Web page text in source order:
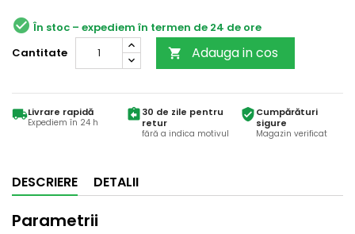
check_circle În stoc
Cantitate
 Adauga in cos
local_shippingLivrare rapidă
Expediem în 24 h
assignment_return30 de zile pentru
retur
fără a indica motivul
verified_userCumpărături
sigure
Magazin verificat
DESCRIERE DETALII
Parametrii